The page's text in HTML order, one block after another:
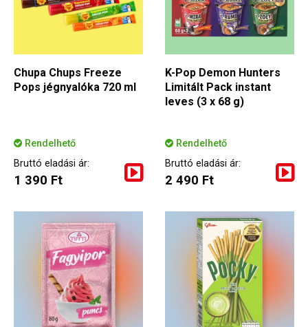
Chupa Chups Freeze
Pops jégnyalóka 720 ml
Rendelhető
Bruttó eladási ár:
1 390 Ft
K-Pop Demon Hunters
Limitált Pack instant
leves (3 x 68 g)
Rendelhető
Bruttó eladási ár:
2 490 Ft